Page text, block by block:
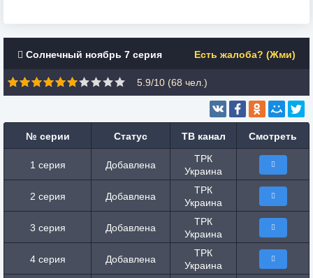
Солнечный ноябрь 7 серия Есть жалоба? (Жми)
5.9/10 (68 чел.)
№ серии Статус ТВ канал Смотреть
1 серия Добавлена
ТРК
Украина
2 серия Добавлена
ТРК
Украина
3 серия Добавлена
ТРК
Украина
4 серия Добавлена
ТРК
Украина